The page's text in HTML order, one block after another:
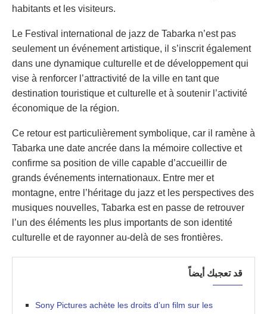
habitants et les visiteurs.
Le Festival international de jazz de Tabarka n’est pas
seulement un événement artistique, il s’inscrit également
dans une dynamique culturelle et de développement qui
vise à renforcer l’attractivité de la ville en tant que
destination touristique et culturelle et à soutenir l’activité
économique de la région.
Ce retour est particulièrement symbolique, car il ramène à
Tabarka une date ancrée dans la mémoire collective et
confirme sa position de ville capable d’accueillir de
grands événements internationaux. Entre mer et
montagne, entre l’héritage du jazz et les perspectives des
musiques nouvelles, Tabarka est en passe de retrouver
l’un des éléments les plus importants de son identité
culturelle et de rayonner au-delà de ses frontières.
قد تعجبك أيضاً
Sony Pictures achète les droits d’un film sur les